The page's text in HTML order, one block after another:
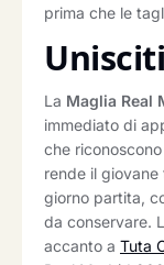
prima che le
La Maglia Real
immediato di
che
rende il
giorno partita,
da conservare.
accanto a Tuta